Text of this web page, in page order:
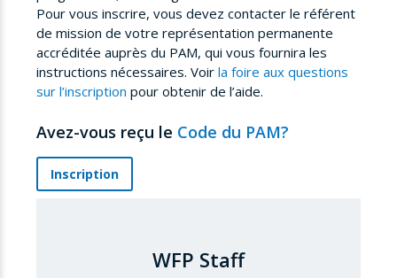
Pour vous inscrire, vous devez contacter le référent
de mission de votre représentation permanente
accréditée auprès du PAM, qui vous fournira les
instructions nécessaires. Voir la foire aux questions
sur l’inscription pour obtenir de l’aide.
Avez-vous reçu le Code du PAM?
Inscription
WFP Staff